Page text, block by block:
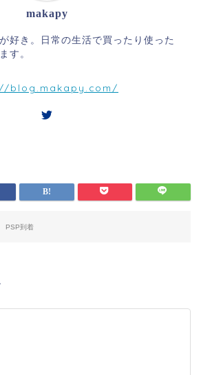
makapy
好き。日常の生活で買ったり使った
す。
blog.makapy.com/
PSP到着